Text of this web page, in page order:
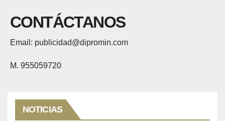
CONTÁCTANOS
Email: publicidad@dipromin.com
M. 955059720
NOTICIAS